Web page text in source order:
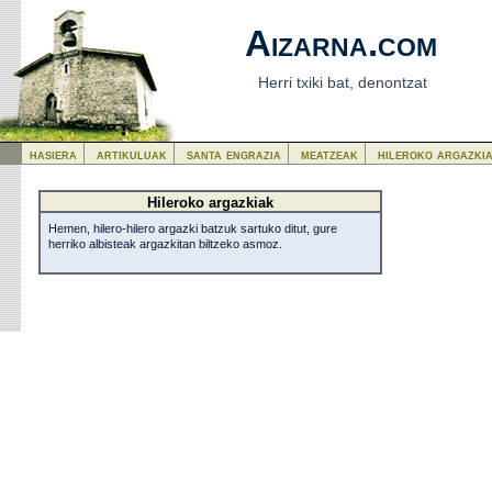
Aizarna.com
Herri txiki bat, denontzat
Hileroko argazkiak
Hemen, hilero-hilero argazki batzuk sartuko ditut, gure
herriko albisteak argazkitan biltzeko asmoz.
hasiera artikuluak santa engrazia meatzeak hileroko